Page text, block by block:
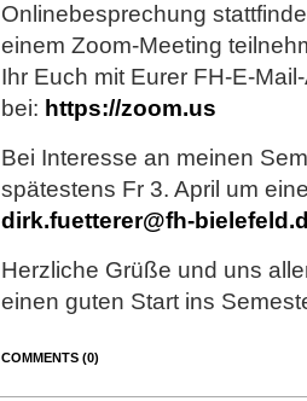
Onlinebesprechung
einem Zoom-Meeting
Ihr Euch mit Eurer FH-E-
bei: https://zoom.us
Bei Interesse an meinen
spätestens Fr 3. April um
dirk.fuetterer@fh-
Herzliche Grüße und uns
einen guten Start ins
COMMENTS (0)